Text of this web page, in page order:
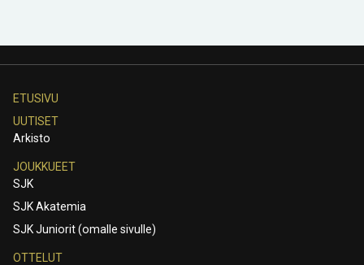
ETUSIVU
UUTISET
Arkisto
JOUKKUEET
SJK
SJK Akatemia
SJK Juniorit (omalle sivulle)
OTTELUT